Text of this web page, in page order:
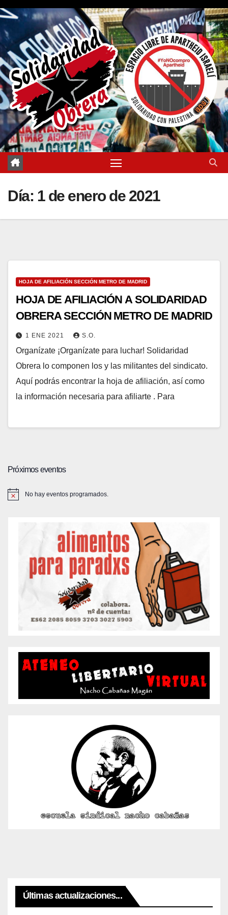
Saltar
contenido
Día: 1 de enero de 2021
HOJA DE AFILIACIÓN SECCIÓN METRO DE MADRID
HOJA DE AFILIACIÓN A SOLIDARIDAD
OBRERA SECCIÓN METRO DE MADRID
1 ENE 2021 S.O.
Organízate ¡Organízate para luchar! Solidaridad
Obrera lo componen los y las militantes del sindicato.
Aquí podrás encontrar la hoja de afiliación, así como
la información necesaria para afiliarte . Para
Próximos eventos
No hay eventos programados.
Últimas actualizaciones...